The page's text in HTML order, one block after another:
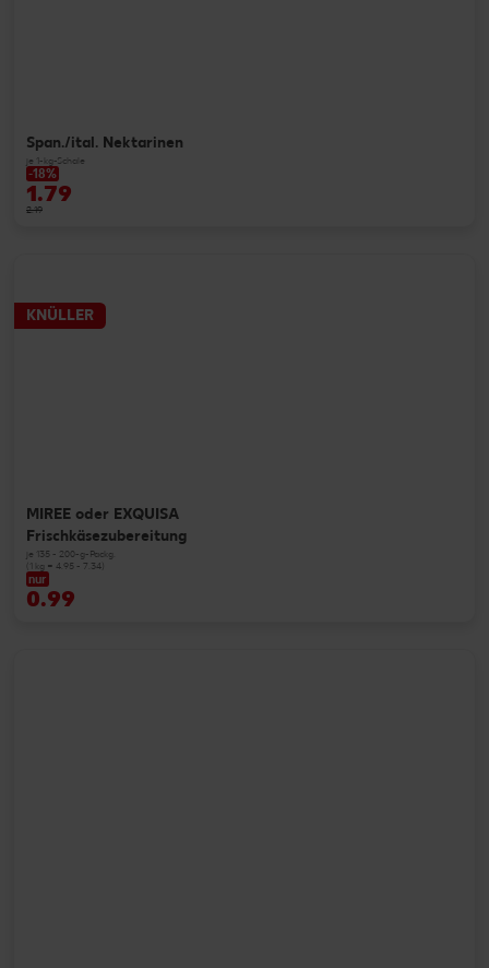
Span./ital. Nektarinen
je 1-kg-Schale
-18%
1.79
2.19
KNÜLLER
MIREE oder EXQUISA
Frischkäsezubereitung
je 135 - 200-g-Packg.
(1 kg = 4.95 - 7.34)
nur
0.99